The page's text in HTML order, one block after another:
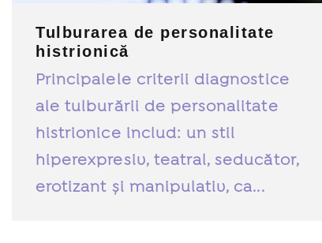
Tulburarea de personalitate
histrionică
Principalele criterii diagnostice
ale tulburării de personalitate
histrionice includ: un stil
hiperexpresiv, teatral, seducător,
erotizant și manipulativ, ca...